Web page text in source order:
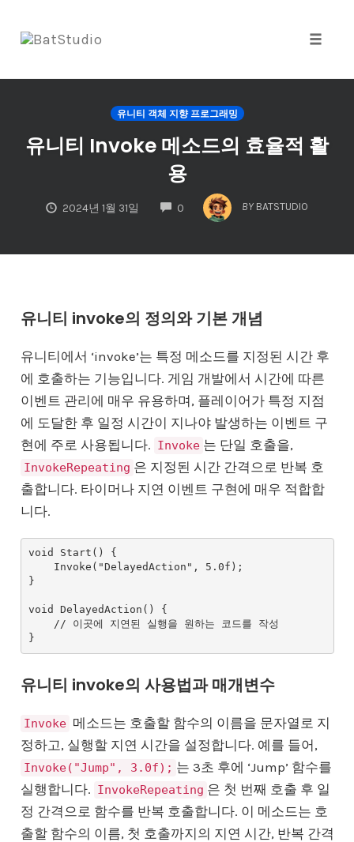
유니티 객체 지향 프로그래밍
유니티 Invoke 메소드의 효율적 활
용
2024년 1월 31일 0
COMMENTS
BY BATSTUDIO
유니티 invoke의 정의와 기본 개념
유니티에서 ‘invoke’는 특정 메소드를 지정된 시간 후
에 호출하는 기능입니다. 게임 개발에서 시간에 따른
이벤트 관리에 매우 유용하며, 플레이어가 특정 지점
에 도달한 후 일정 시간이 지나야 발생하는 이벤트 구
현에 주로 사용됩니다. Invoke 는 단일 호출을,
InvokeRepeating 은 지정된 시간 간격으로 반복 호
출합니다. 타이머나 지연 이벤트 구현에 매우 적합합
니다.
void Start() {
}
void DelayedAction() {
유니티 invoke의 사용법과 매개변수
Invoke 메소드는 호출할 함수의 이름을 문자열로 지
정하고, 실행할 지연 시간을 설정합니다. 예를 들어,
Invoke("Jump", 3.0f); 는 3초 후에 ‘Jump’ 함수를
실행합니다. InvokeRepeating 은 첫 번째 호출 후 일
정 간격으로 함수를 반복 호출합니다. 이 메소드는 호
출할 함수의 이름, 첫 호출까지의 지연 시간, 반복 간격